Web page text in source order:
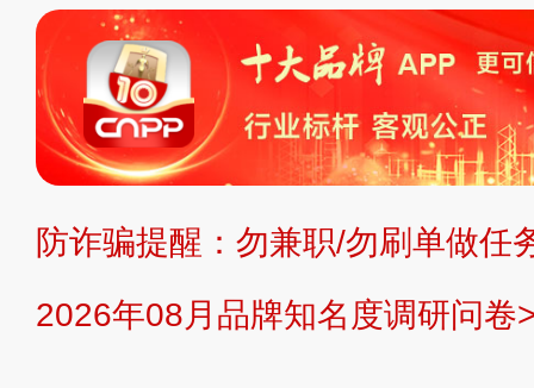
标、LOGO 等）知识产权归本站所
复制、转载、商用。本站不生产产
不代理、不招商、不提供中介服务。
持投资购买的观点或意见，页面信息
提交说明： 快速提交发布>> 提交品
防诈骗提醒：勿兼职/勿刷单做任
2026年08月品牌知名度调研问卷